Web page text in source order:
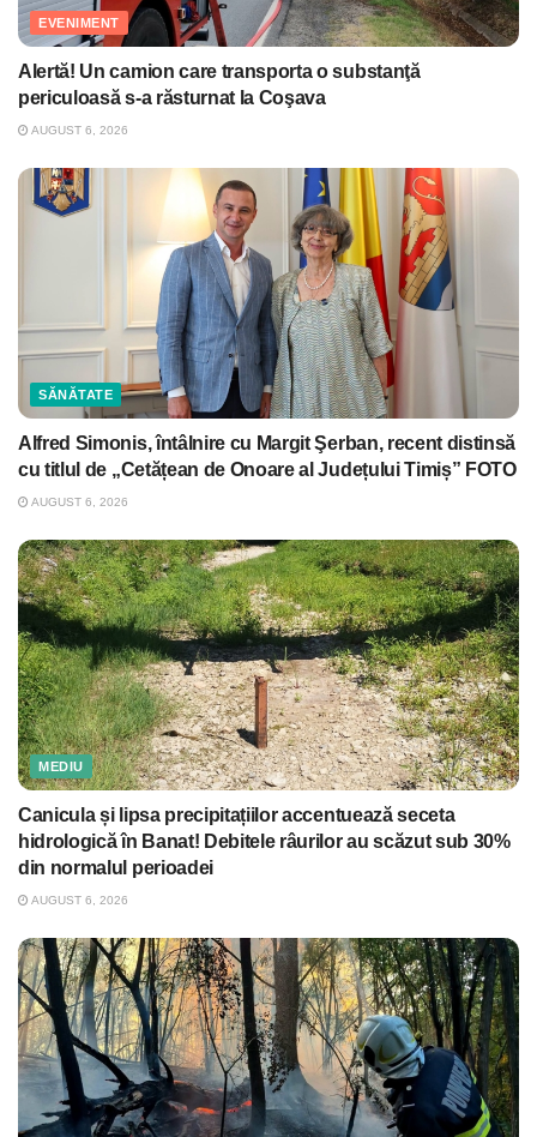
EVENIMENT
Alertă! Un camion care transporta o substanţă
periculoasă s-a răsturnat la Coşava
AUGUST 6, 2026
SĂNĂTATE
Alfred Simonis, întâlnire cu Margit Şerban, recent distinsă
cu titlul de „Cetățean de Onoare al Județului Timiș” FOTO
AUGUST 6, 2026
MEDIU
Canicula și lipsa precipitațiilor accentuează seceta
hidrologică în Banat! Debitele râurilor au scăzut sub 30%
din normalul perioadei
AUGUST 6, 2026